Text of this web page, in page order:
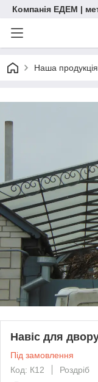
Компанія ЕДЕМ |
Наша продукція
Навіс для
Під замовлення
Код: К12
Роздріб